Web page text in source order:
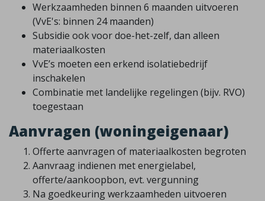
Werkzaamheden binnen 6 maanden uitvoeren
(VvE's: binnen 24 maanden)
Subsidie ook voor doe-het-zelf, dan alleen
materiaalkosten
VvE’s moeten een erkend isolatiebedrijf
inschakelen
Combinatie met landelijke regelingen (bijv. RVO)
toegestaan
Aanvragen (woningeigenaar)
Offerte aanvragen of materiaalkosten begroten
Aanvraag indienen met energielabel,
offerte/aankoopbon, evt. vergunning
Na goedkeuring werkzaamheden uitvoeren